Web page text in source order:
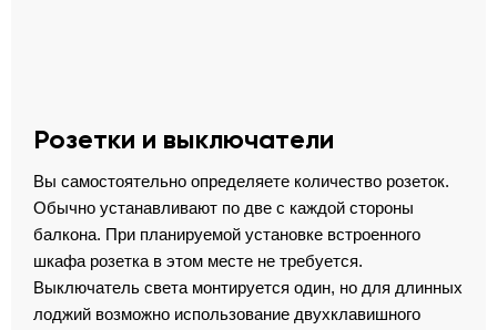
Розетки и выключатели
Вы самостоятельно определяете количество розеток.
Обычно устанавливают по две с каждой стороны
балкона. При планируемой установке встроенного
шкафа розетка в этом месте не требуется.
Выключатель света монтируется один, но для длинных
лоджий возможно использование двухклавишного